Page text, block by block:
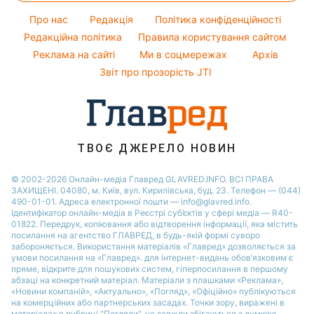
Напої
Святкове меню
Погода на сьогодні
Погода на завтра
Пилова буря
Про нас Редакція
Політика конфіденційності
Редакційна політика
Правила користування сайтом
Реклама на сайті
Ми в соцмережах
Архів
Звіт про прозорість JTI
ТВОЄ ДЖЕРЕЛО НОВИН
© 2002-2026 Онлайн-медіа Главред GLAVRED.INFO. ВСІ ПРАВА
ЗАХИЩЕНІ. 04080, м. Київ, вул. Кирилівська, буд. 23. Телефон — (044)
490-01-01. Адреса електронної пошти — info@glavred.info.
Ідентифікатор онлайн-медіа в Реєстрі суб’єктів у сфері медіа — R40-
01822. Передрук, копіювання або відтворення інформації, яка містить
посилання на агентство ГЛАВРЕД, в будь-якій формi суворо
забороняється. Використання матеріалів «Главред» дозволяється за
умови посилання на «Главред». для інтернет-видань обов’язковим є
пряме, відкрите для пошукових систем, гіперпосилання в першому
абзаці на конкретний матеріал. Матеріали з плашками «Реклама»,
«Новини компаній», «Актуально», «Погляд», «Офіційно» публікуються
на комерційних або партнерських засадах. Точки зору, виражені в